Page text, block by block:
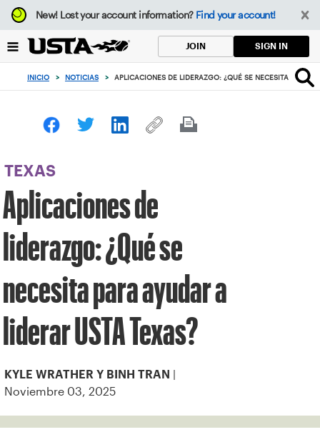
Enfoque
desde
botón
volver
principio
New!Lost your account information? Find your account!
JOIN SIGN IN
INICIO > NOTICIAS > APLICACIONES DE LIDERAZGO: ¿QUÉ SE NECESITA PARA
TEXAS
Aplicaciones de
liderazgo: ¿Qué se
necesita para ayudar a
liderar USTA Texas?
KYLE WRATHER Y BINH TRAN
Noviembre 03, 2025